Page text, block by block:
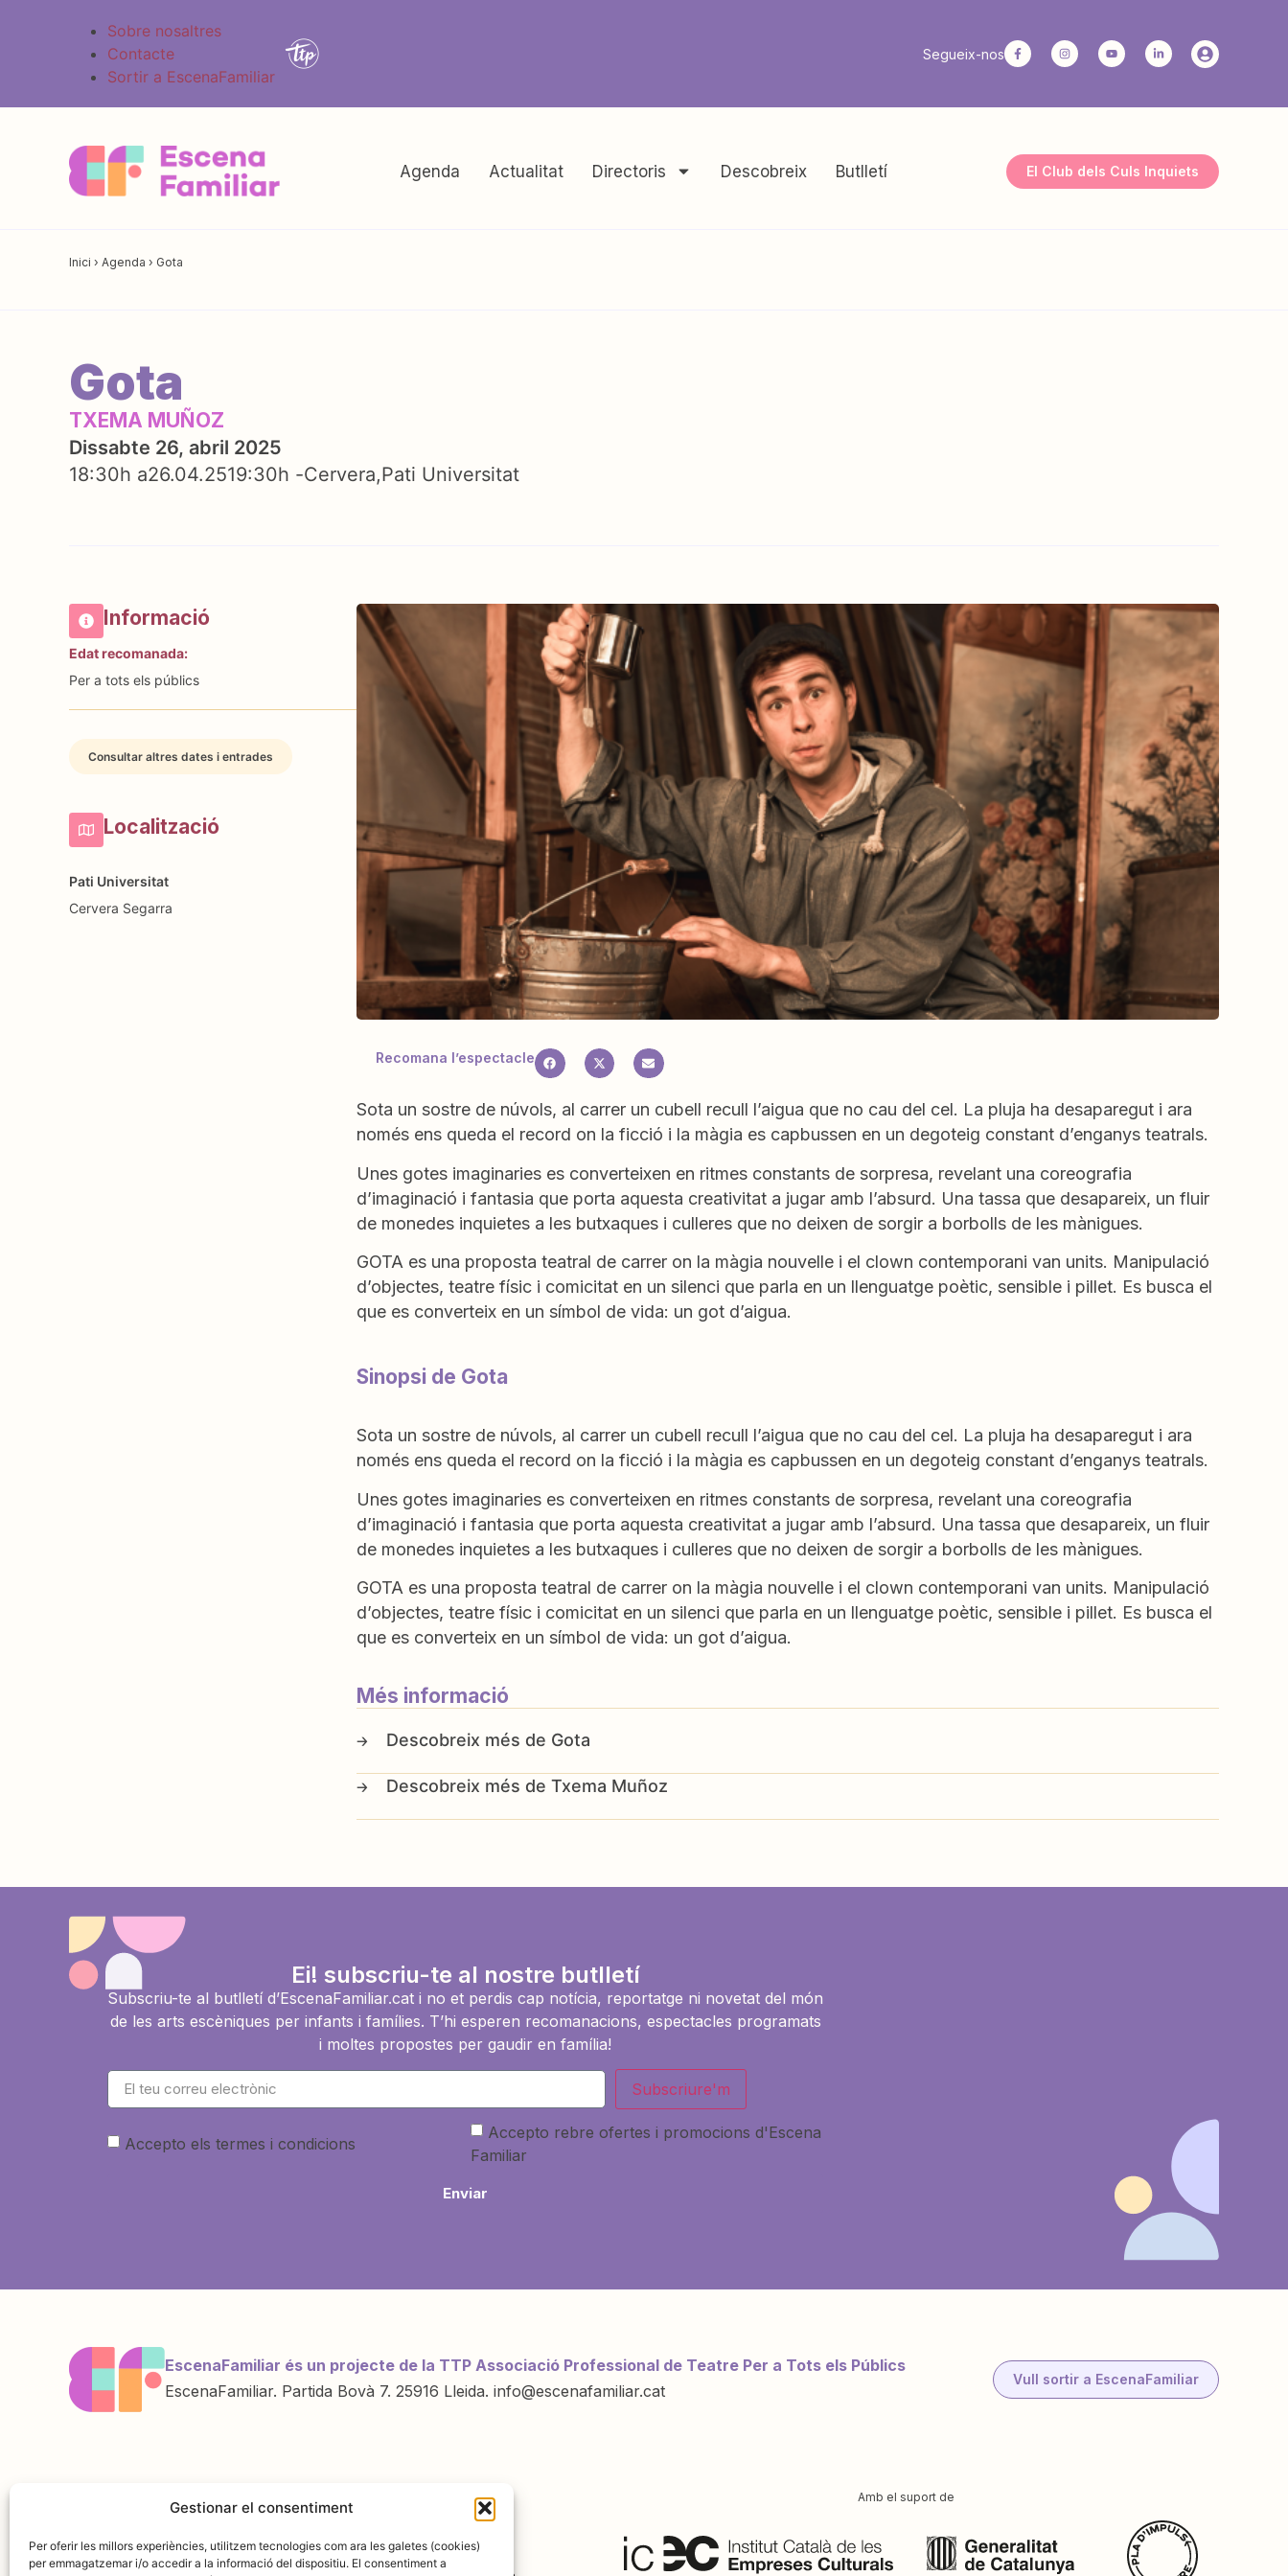
Gestionar el consentiment
Per oferir les millors experiències, utilitzem tecnologies com ara les galetes (cookies)
per emmagatzemar i/o accedir a la informació del dispositiu. El consentiment a
Sobre nosaltres
Contacte
Sortir a EscenaFamiliar
Segueix-nos
Agenda Actualitat Directoris Descobreix Butlletí El Club dels Culs Inquiets
Inici › Agenda › Gota
Gota
TXEMA MUÑOZ
Dissabte 26, abril 2025
18:30h a26.04.2519:30h -Cervera Pati Universitat
Informació
Edat recomanada:
Per a tots els públics
Consultar altres dates i entrades
Localització
Pati Universitat
Cervera Segarra
Recomana l’espectacle
Sota un sostre de núvols, al carrer un cubell recull l’aigua que no cau del cel. La pluja ha desaparegut i ara
només ens queda el record on la ficció i la màgia es capbussen en un degoteig constant d’enganys teatrals.
Unes gotes imaginaries es converteixen en ritmes constants de sorpresa, revelant una coreografia
d’imaginació i fantasia que porta aquesta creativitat a jugar amb l’absurd. Una tassa que desapareix, un fluir
de monedes inquietes a les butxaques i culleres que no deixen de sorgir a borbolls de les mànigues.
GOTA es una proposta teatral de carrer on la màgia nouvelle i el clown contemporani van units. Manipulació
d’objectes, teatre físic i comicitat en un silenci que parla en un llenguatge poètic, sensible i pillet. Es busca el
que es converteix en un símbol de vida: un got d’aigua.
Sinopsi de Gota
Sota un sostre de núvols, al carrer un cubell recull l’aigua que no cau del cel. La pluja ha desaparegut i ara
només ens queda el record on la ficció i la màgia es capbussen en un degoteig constant d’enganys teatrals.
Unes gotes imaginaries es converteixen en ritmes constants de sorpresa, revelant una coreografia
d’imaginació i fantasia que porta aquesta creativitat a jugar amb l’absurd. Una tassa que desapareix, un fluir
de monedes inquietes a les butxaques i culleres que no deixen de sorgir a borbolls de les mànigues.
GOTA es una proposta teatral de carrer on la màgia nouvelle i el clown contemporani van units. Manipulació
d’objectes, teatre físic i comicitat en un silenci que parla en un llenguatge poètic, sensible i pillet. Es busca el
que es converteix en un símbol de vida: un got d’aigua.
Més informació
Gota
Txema Muñoz
Ei! subscriu-te al nostre butlletí
Subscriu-te al butlletí d’EscenaFamiliar.cat i no et perdis cap notícia, reportatge ni novetat del món
de les arts escèniques per infants i famílies. T’hi esperen recomanacions, espectacles programats
i moltes propostes per gaudir en família!
Subscriure'm
Accepto els termes i condicions
Accepto rebre ofertes i promocions d'Escena
Familiar
Enviar
EscenaFamiliar és un projecte de la TTP Associació Professional de Teatre Per a Tots els Públics
EscenaFamiliar. Partida Bovà 7. 25916 Lleida. info@escenafamiliar.cat
Vull sortir a EscenaFamiliar
Amb la col·laboració de: Amb el suport de